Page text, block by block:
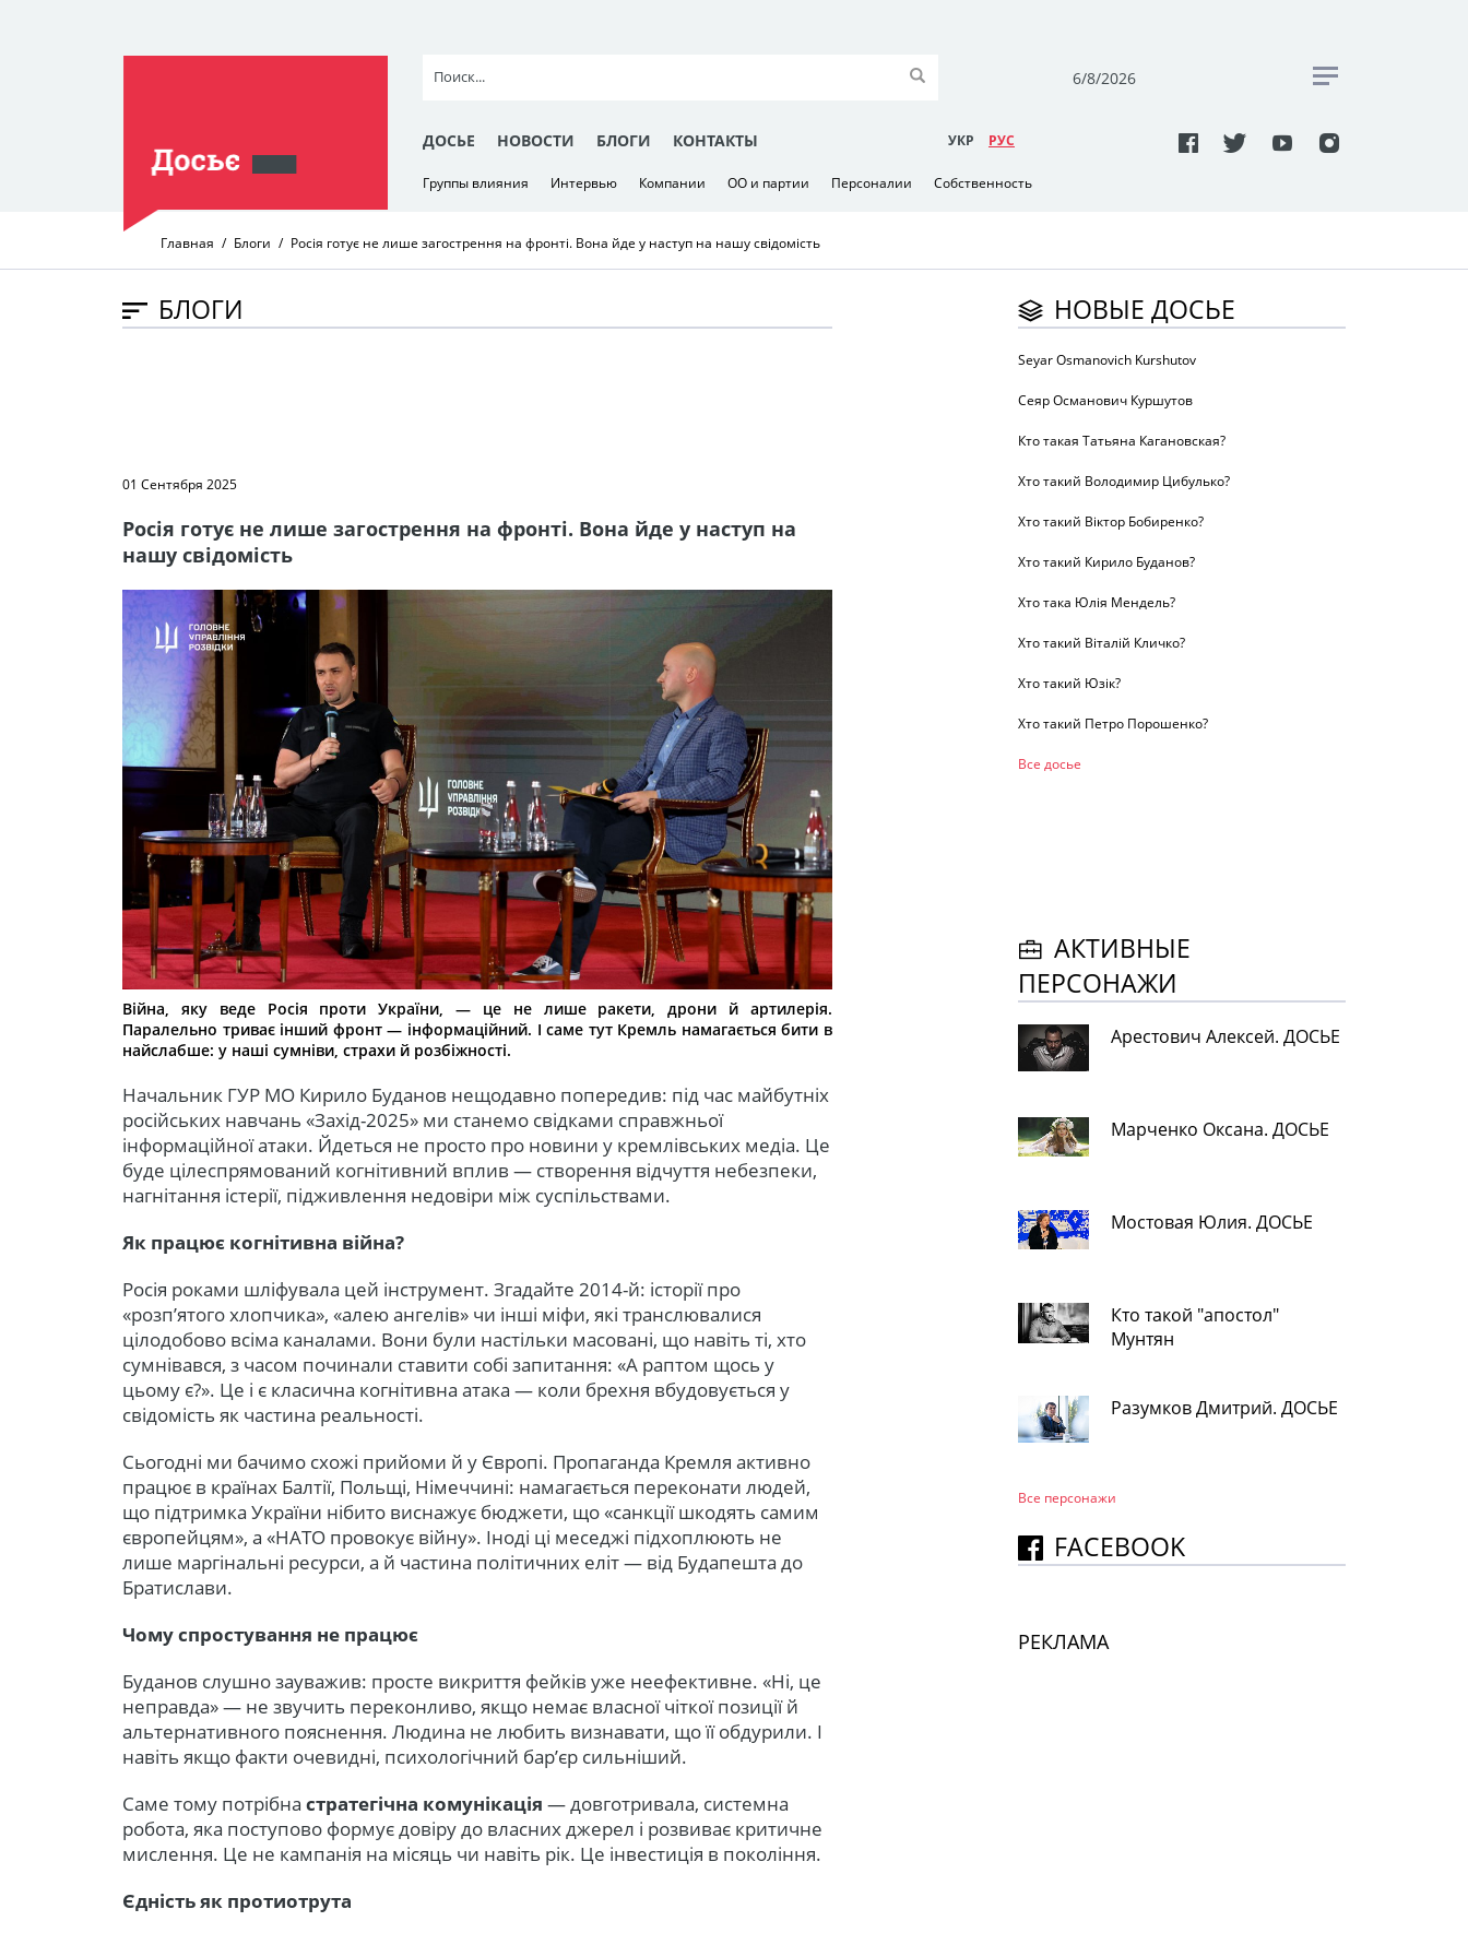
6/8/2026
ДОСЬЕ НОВОСТИ БЛОГИ КОНТАКТЫ УКР РУC
Группы влияния Интервью Компании ОО и партии Персоналии Собственность
Главная Блоги Росія готує не лише загострення на фронті. Вона йде у наступ на нашу свідомість
БЛОГИ
01 Сентября 2025
Росія готує не лише загострення на фронті. Вона йде у наступ на
нашу свідомість
Війна, яку веде Росія проти України, — це не лише ракети, дрони й артилерія.
Паралельно триває інший фронт — інформаційний. І саме тут Кремль намагається бити в
найслабше: у наші сумніви, страхи й розбіжності.
Начальник ГУР МО Кирило Буданов нещодавно попередив: під час майбутніх
російських навчань «Захід-2025» ми станемо свідками справжньої
інформаційної атаки. Йдеться не просто про новини у кремлівських медіа. Це
буде цілеспрямований когнітивний вплив — створення відчуття небезпеки,
нагнітання істерії, підживлення недовіри між суспільствами.
Як працює когнітивна війна?
Росія роками шліфувала цей інструмент. Згадайте 2014-й: історії про
«розп’ятого хлопчика», «алею ангелів» чи інші міфи, які транслювалися
цілодобово всіма каналами. Вони були настільки масовані, що навіть ті, хто
сумнівався, з часом починали ставити собі запитання: «А раптом щось у
цьому є?». Це і є класична когнітивна атака — коли брехня вбудовується у
свідомість як частина реальності.
Сьогодні ми бачимо схожі прийоми й у Європі. Пропаганда Кремля активно
працює в країнах Балтії, Польщі, Німеччині: намагається переконати людей,
що підтримка України нібито виснажує бюджети, що «санкції шкодять самим
європейцям», а «НАТО провокує війну». Іноді ці меседжі підхоплюють не
лише маргінальні ресурси, а й частина політичних еліт — від Будапешта до
Братислави.
Чому спростування не працює
Буданов слушно зауважив: просте викриття фейків уже неефективне. «Ні, це
неправда» — не звучить переконливо, якщо немає власної чіткої позиції й
альтернативного пояснення. Людина не любить визнавати, що її обдурили. І
навіть якщо факти очевидні, психологічний бар’єр сильніший.
Саме тому потрібна стратегічна комунікація — довготривала, системна
робота, яка поступово формує довіру до власних джерел і розвиває критичне
мислення. Це не кампанія на місяць чи навіть рік. Це інвестиція в покоління.
Єдність як протиотрута
НОВЫЕ ДОСЬЕ
Seyar Osmanovich Kurshutov
Сеяр Османович Куршутов
Кто такая Татьяна Кагановская?
Хто такий Володимир Цибулько?
Хто такий Віктор Бобиренко?
Хто такий Кирило Буданов?
Хто така Юлія Мендель?
Хто такий Віталій Кличко?
Хто такий Юзік?
Хто такий Петро Порошенко?
Все досье
АКТИВНЫЕ
ПЕРСОНАЖИ
Арестович Алексей. ДОСЬЕ
Марченко Оксана. ДОСЬЕ
Мостовая Юлия. ДОСЬЕ
Кто такой "апостол"
Мунтян
Разумков Дмитрий. ДОСЬЕ
Все персонажи
FACEBOOK
РЕКЛАМА